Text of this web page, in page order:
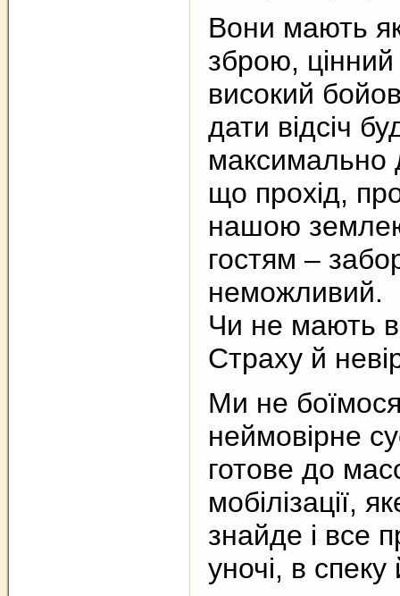
Вони мають
зброю, цінний
високий
дати відсіч
максимально
що прохід,
нашою
гостям –
неможливий.
Чи не мають
Страху й
Ми не
неймовірне
готове до
мобілізації,
знайде і все
уночі, в